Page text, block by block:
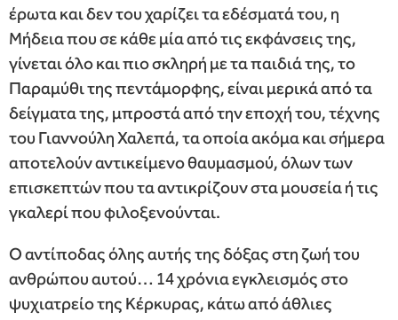
έρωτα και δεν του χαρίζει τα εδέσματά του, η
Μήδεια που σε κάθε μία από τις εκφάνσεις της,
γίνεται όλο και πιο σκληρή με τα παιδιά της, το
Παραμύθι της πεντάμορφης, είναι μερικά από τα
δείγματα της, μπροστά από την εποχή του, τέχνης
του Γιαννούλη Χαλεπά, τα οποία ακόμα και σήμερα
αποτελούν αντικείμενο θαυμασμού, όλων των
επισκεπτών που τα αντικρίζουν στα μουσεία ή τις
γκαλερί που φιλοξενούνται.
Ο αντίποδας όλης αυτής της δόξας στη ζωή του
ανθρώπου αυτού… 14 χρόνια εγκλεισμός στο
ψυχιατρείο της Κέρκυρας, κάτω από άθλιες